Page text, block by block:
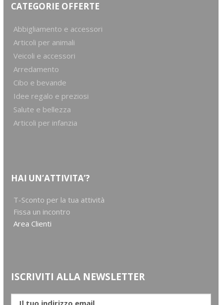
CATEGORIE OFFERTE
Abbigliamento e accessori
Articoli per animali
Veicoli e accessori
Arredamento
Cibo e bevande
Idee regalo e preziosi
Salute e bellezza
Articoli per infanzia
HAI UN’ATTIVITA’?
T-Sconto per la tua attività
Fissa un incontro
Area Clienti
ISCRIVITI ALLA NEWSLETTER